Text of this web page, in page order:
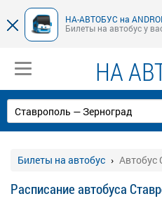
НА-АВТОБУС на
Билеты на автобус у
НА
Билеты на автобус Автобус
Расписание автобуса